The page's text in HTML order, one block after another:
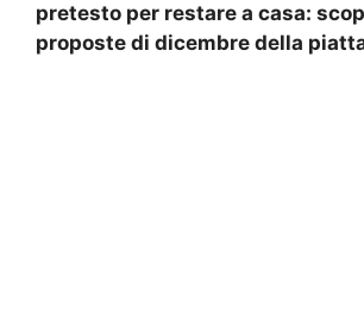
pretesto per restare a casa:
proposte di dicembre della